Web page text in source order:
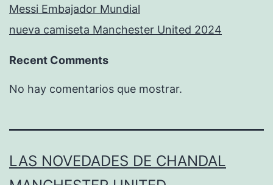
Messi Embajador Mundial
nueva camiseta Manchester United 2024
Recent Comments
No hay comentarios que mostrar.
LAS NOVEDADES DE CHANDAL